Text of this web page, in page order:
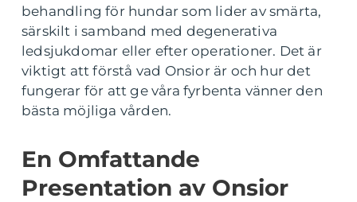
behandling för hundar som lider av smärta,
särskilt i samband med degenerativa
ledsjukdomar eller efter operationer. Det är
viktigt att förstå vad Onsior är och hur det
fungerar för att ge våra fyrbenta vänner den
bästa möjliga vården.
En Omfattande
Presentation av Onsior